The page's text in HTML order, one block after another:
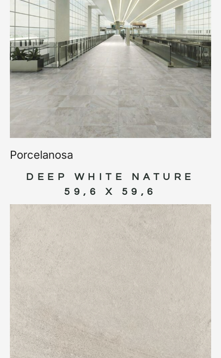
Porcelanosa
DEEP WHITE NATURE
59,6 X 59,6